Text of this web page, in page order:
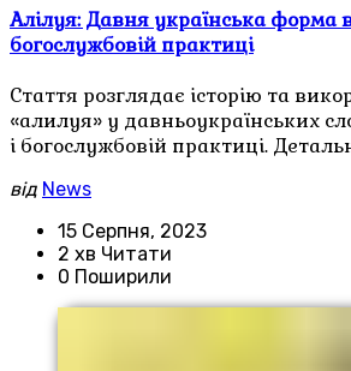
Алілуя: Давня українська форма
богослужбовій практиці
Стаття розглядає історію та
«алилуя» у давньоукраїнських
і богослужбовій практиці.
від News
15 Серпня, 2023
2 хв Читати
0 Поширили